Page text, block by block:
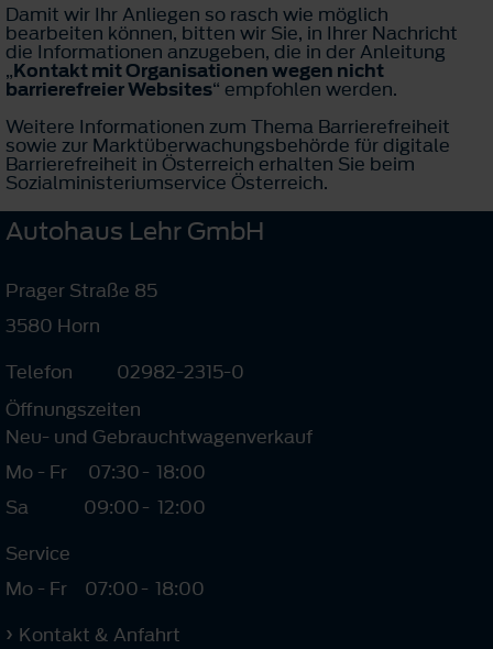
Damit wir Ihr Anliegen so rasch wie möglich
bearbeiten können, bitten wir Sie, in Ihrer Nachricht
die Informationen anzugeben, die in der Anleitung
„Kontakt mit Organisationen wegen nicht
barrierefreier Websites“ empfohlen werden.
Weitere Informationen zum Thema Barrierefreiheit
sowie zur Marktüberwachungsbehörde für digitale
Barrierefreiheit in Österreich erhalten Sie beim
Sozialministeriumservice Österreich.
Autohaus Lehr GmbH
Prager Straße 85
3580 Horn
Telefon
02982-2315-0
Öffnungszeiten
Neu- und Gebrauchtwagenverkauf
Mo - Fr
07:30- 18:00
Sa
09:00- 12:00
Service
Mo - Fr
07:00- 18:00
Kontakt & Anfahrt